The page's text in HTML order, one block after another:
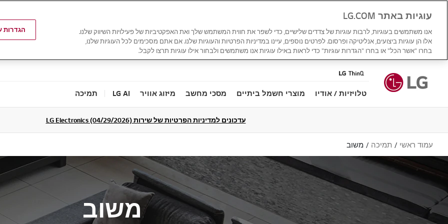
טלויזיות / אודיו מוצרי חשמל ביתיים מסכי מחשב מיזוג אוויר LG AI תמיכה
עדכונים למדיניות הפרטיות של שירות LG Electronics (04/29/2026)
עמוד ראשי תמיכה משוב
משוב
עוגיות באתר LG.COM
אנו משתמשים בעוגיות, לרבות עוגיות של צדדים שלישיים, כדי לשפר את חווית המשתמש שלך ואת האפקטיביות של פעילויות השיווק שלנו.
אלו הן עוגיות ביצועים, אנליטיקה ופרסום. לפרטים נוספים, עיינו במדיניות הפרטיות והעוגיות שלנו. אם אתם מסכימים לכל העוגיות שלנו,
בחרו "אשר הכל" או בחרו "הגדרות עוגיות" כדי לראות באילו עוגיות אנו משתמשים ולבחור אילו עוגיות תרצו לקבל.
הגדרות